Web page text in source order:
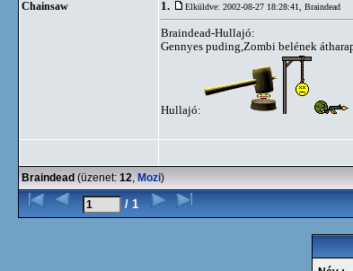
Chainsaw 1. Elküldve: 2002-08-27 18:28:41, Braindead
Braindead-Hullajó:
Gennyes puding,Zombi belének
Hullajó:
Braindead (üzenet: 12, Mozi)
/ 1